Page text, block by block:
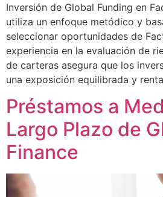
Inversión de Global Funding en
utiliza un enfoque metódico y
seleccionar oportunidades de
experiencia en la evaluación de
de carteras asegura que los
una exposición equilibrada y
Préstamos a
Largo Plazo de
Finance